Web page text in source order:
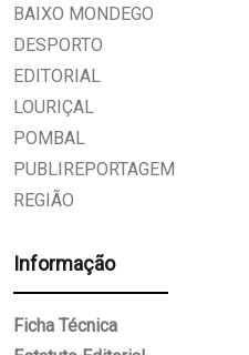
BAIXO MONDEGO
DESPORTO
EDITORIAL
LOURIÇAL
POMBAL
PUBLIREPORTAGEM
REGIÃO
Informação
Ficha Técnica